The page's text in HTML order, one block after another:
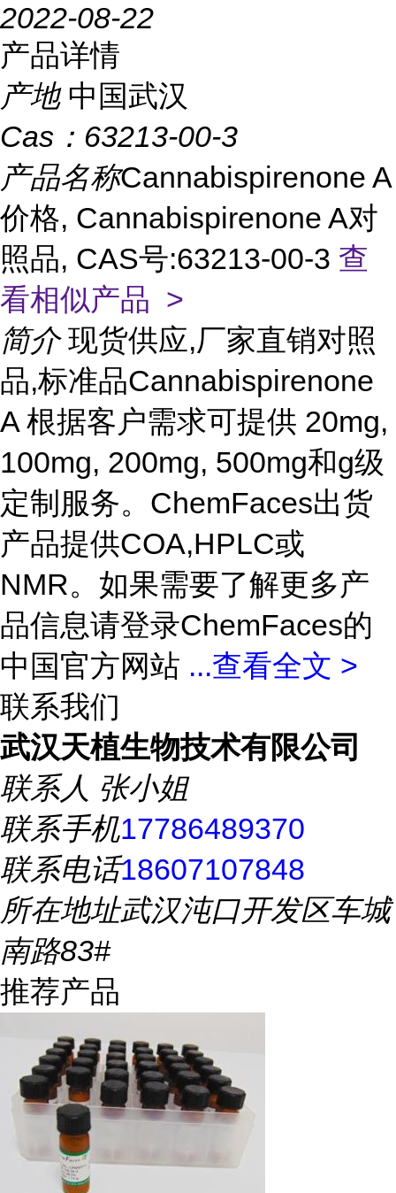
2022-08-22
产品详情
产地 中国武汉
Cas： 63213-00-3
产品名称Cannabispirenone A
价格, Cannabispirenone A对
照品, CAS号:63213-00-3 查
看相似产品 >
简介 现货供应,厂家直销对照
品,标准品Cannabispirenone
A 根据客户需求可提供 20mg,
100mg, 200mg, 500mg和g级
定制服务。ChemFaces出货
产品提供COA,HPLC或
NMR。如果需要了解更多产
品信息请登录ChemFaces的
中国官方网站 ...查看全文 >
联系我们
武汉天植生物技术有限公司
联系人 张小姐
联系手机17786489370
联系电话18607107848
所在地址武汉沌口开发区车城
南路83#
推荐产品